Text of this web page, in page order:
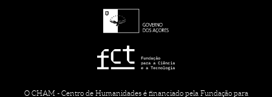
O CHAM - Centro de Humanidades é financiado pela Fundação para